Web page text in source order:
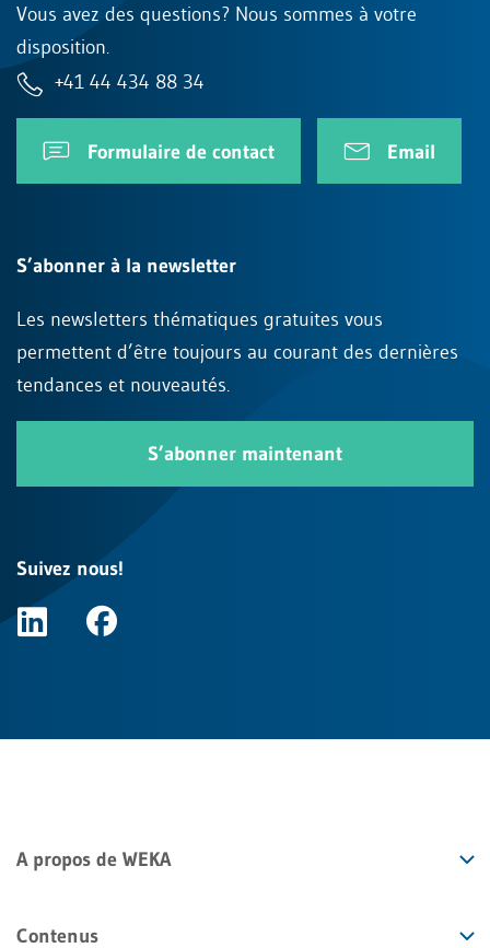
Vous avez des questions? Nous sommes à votre
disposition.
+41 44 434 88 34
Formulaire de contact Email
S’abonner à la newsletter
Les newsletters thématiques gratuites vous
permettent d’être toujours au courant des dernières
tendances et nouveautés.
S’abonner maintenant
Suivez nous!
A propos de WEKA
Contenus